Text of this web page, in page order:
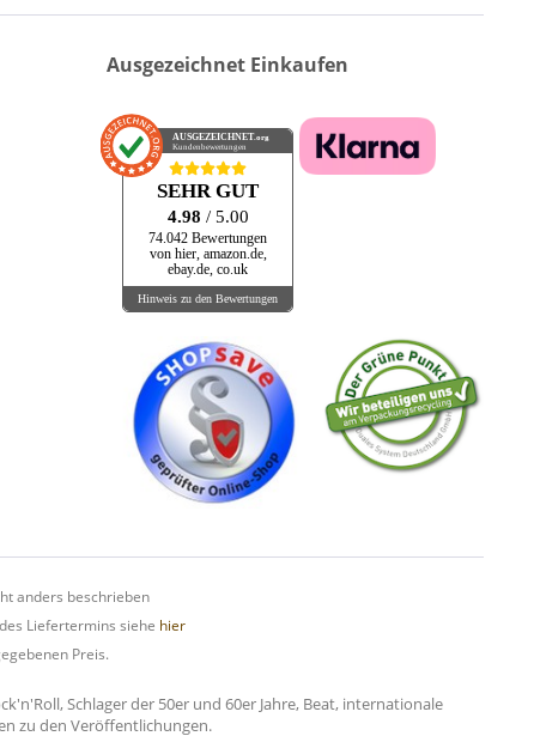
Ausgezeichnet Einkaufen
AUSGEZEICHNET.org
Kundenbewertungen
SEHR GUT
4.98 / 5.00
74.042 Bewertungen
von hier, amazon.de,
ebay.de, co.uk
Hinweis zu den Bewertungen
anders beschrieben
Liefertermins siehe hier
Preis.
Schlager der 50er und 60er Jahre, Beat, internationale
zu den Veröffentlichungen.